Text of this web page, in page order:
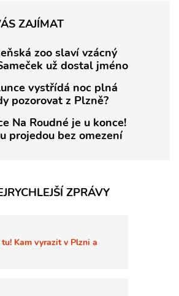
ZAJÍMAT
zoo slaví vzácný
už dostal jméno
vystřídá noc plná
pozorovat z Plzně?
Na Roudné je u konce!
projedou bez omezení
ZPRÁVY
Kam vyrazit v Plzni a